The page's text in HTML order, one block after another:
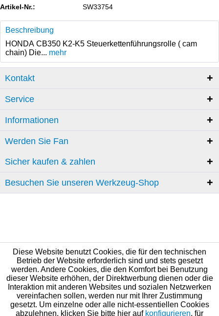
Artikel-Nr.: SW33754
Beschreibung
HONDA CB350 K2-K5 Steuerkettenführungsrolle ( cam
chain) Die... mehr
Kontakt
Service
Informationen
Werden Sie Fan
Sicher kaufen & zahlen
Besuchen Sie unseren Werkzeug-Shop
Diese Website benutzt Cookies, die für den technischen
Betrieb der Website erforderlich sind und stets gesetzt
werden. Andere Cookies, die den Komfort bei Benutzung
dieser Website erhöhen, der Direktwerbung dienen oder die
Interaktion mit anderen Websites und sozialen Netzwerken
vereinfachen sollen, werden nur mit Ihrer Zustimmung
gesetzt. Um einzelne oder alle nicht-essentiellen Cookies
abzulehnen, klicken Sie bitte hier auf konfigurieren, für